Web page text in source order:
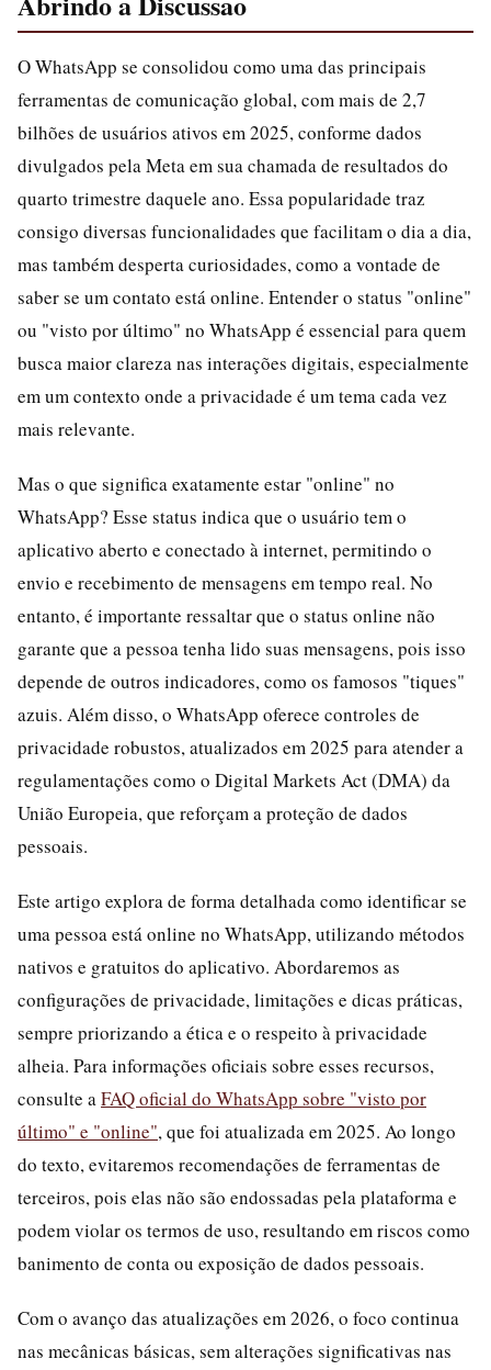
O WhatsApp se consolidou como uma das principais
ferramentas de comunicação global, com mais de 2,7
bilhões de usuários ativos em 2025, conforme dados
divulgados pela Meta em sua chamada de resultados do
quarto trimestre daquele ano. Essa popularidade traz
consigo diversas funcionalidades que facilitam o dia a dia,
mas também desperta curiosidades, como a vontade de
saber se um contato está online. Entender o status "online"
ou "visto por último" no WhatsApp é essencial para quem
busca maior clareza nas interações digitais, especialmente
em um contexto onde a privacidade é um tema cada vez
mais relevante.
Mas o que significa exatamente estar "online" no
WhatsApp? Esse status indica que o usuário tem o
aplicativo aberto e conectado à internet, permitindo o
envio e recebimento de mensagens em tempo real. No
entanto, é importante ressaltar que o status online não
garante que a pessoa tenha lido suas mensagens, pois isso
depende de outros indicadores, como os famosos "tiques"
azuis. Além disso, o WhatsApp oferece controles de
privacidade robustos, atualizados em 2025 para atender a
regulamentações como o Digital Markets Act (DMA) da
União Europeia, que reforçam a proteção de dados
pessoais.
Este artigo explora de forma detalhada como identificar se
uma pessoa está online no WhatsApp, utilizando métodos
nativos e gratuitos do aplicativo. Abordaremos as
configurações de privacidade, limitações e dicas práticas,
sempre priorizando a ética e o respeito à privacidade
alheia. Para informações oficiais sobre esses recursos,
consulte aFAQ oficial do WhatsApp sobre "visto por
último" e "online", que foi atualizada em 2025. Ao longo
do texto, evitaremos recomendações de ferramentas de
terceiros, pois elas não são endossadas pela plataforma e
podem violar os termos de uso, resultando em riscos como
banimento de conta ou exposição de dados pessoais.
Com o avanço das atualizações em 2026, o foco continua
nas mecânicas básicas, sem alterações significativas nas